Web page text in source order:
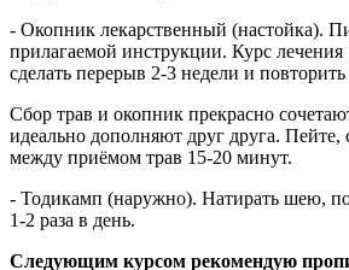
- Окопник лекарственный (настойка).
прилагаемой инструкции. Курс лечения
сделать перерыв 2-3 недели и повторить
Сбор трав и окопник прекрасно
идеально дополняют друг друга. Пейте,
между приёмом трав 15-20 минут.
- Тодикамп (наружно). Натирать шею,
1-2 раза в день.
Следующим курсом рекомендую